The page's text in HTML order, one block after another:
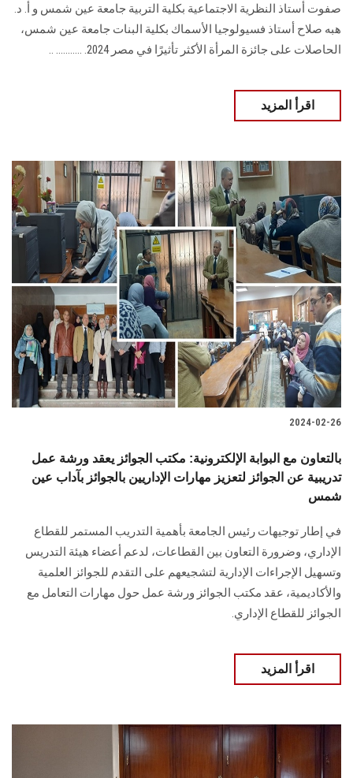
صفوت أستاذ النظرية ‏الاجتماعية بكلية التربية جامعة عين شمس و أ. د.
هبه صلاح أستاذ فسيولوجيا الأسماك بكلية ‏البنات جامعة عين شمس،
الحاصلات على جائزة المرأة الأكثر تأثيرًا في مصر 2024.‏ ........... ..
اقرأ المزيد
2024-02-26
بالتعاون مع البوابة الإلكترونية: مكتب الجوائز يعقد ورشة عمل
تدريبية عن الجوائز لتعزيز مهارات الإداريين بالجوائز بآداب عين
شمس
في إطار توجيهات رئيس الجامعة بأهمية التدريب المستمر للقطاع
الإداري، وضرورة التعاون بين القطاعات، لدعم أعضاء هيئة التدريس
وتسهيل ‏الإجراءات الإدارية لتشجيعهم على التقدم للجوائز العلمية
والأكاديمية، عقد مكتب ‏الجوائز ورشة عمل حول مهارات التعامل مع
الجوائز للقطاع الإداري.
اقرأ المزيد